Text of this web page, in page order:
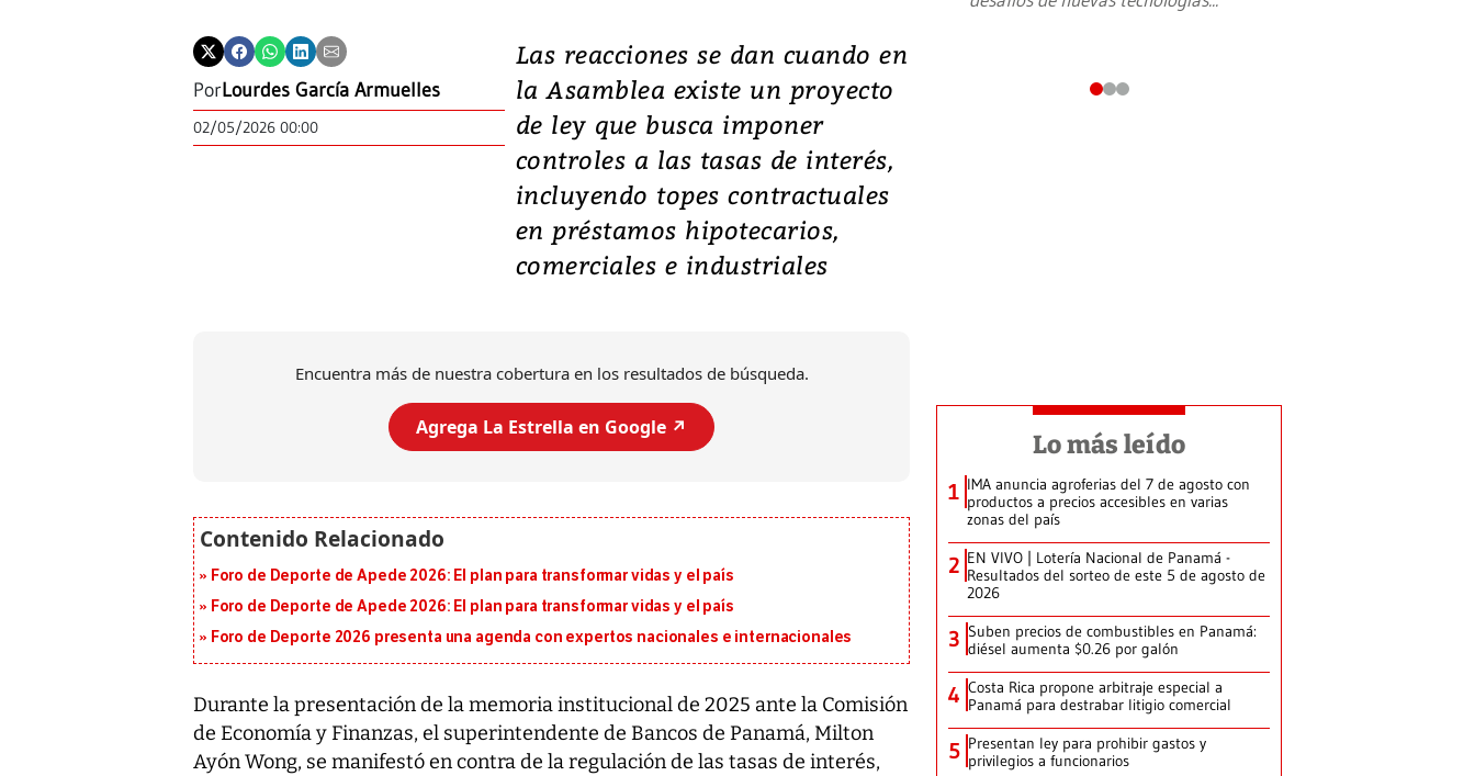
PorLourdes García Armuelles
02/05/2026 00:00
Las reacciones se dan cuando en
la Asamblea existe un proyecto
de ley que busca imponer
controles a las tasas de interés,
incluyendo topes contractuales
en préstamos hipotecarios,
comerciales e industriales
Encuentra más de nuestra cobertura en los resultados de búsqueda.
Agrega La Estrella en Google ↗️
Foro de Deporte de Apede 2026: El plan para transformar vidas y el país
Foro de Deporte de Apede 2026: El plan para transformar vidas y el país
Foro de Deporte 2026 presenta una agenda con expertos nacionales e internacionales
Durante la presentación de la memoria institucional de 2025 ante la Comisión
de Economía y Finanzas, el superintendente de Bancos de Panamá, Milton
Ayón Wong, se manifestó en contra de la regulación de las tasas de interés,
Lo más leído
1 IMA anuncia agroferias del 7 de agosto con
productos a precios accesibles en varias
zonas del país
2 EN VIVO | Lotería Nacional de Panamá -
Resultados del sorteo de este 5 de agosto de
2026
3 Suben precios de combustibles en Panamá:
diésel aumenta $0.26 por galón
4 Costa Rica propone arbitraje especial a
Panamá para destrabar litigio comercial
5 Presentan ley para prohibir gastos y
privilegios a funcionarios